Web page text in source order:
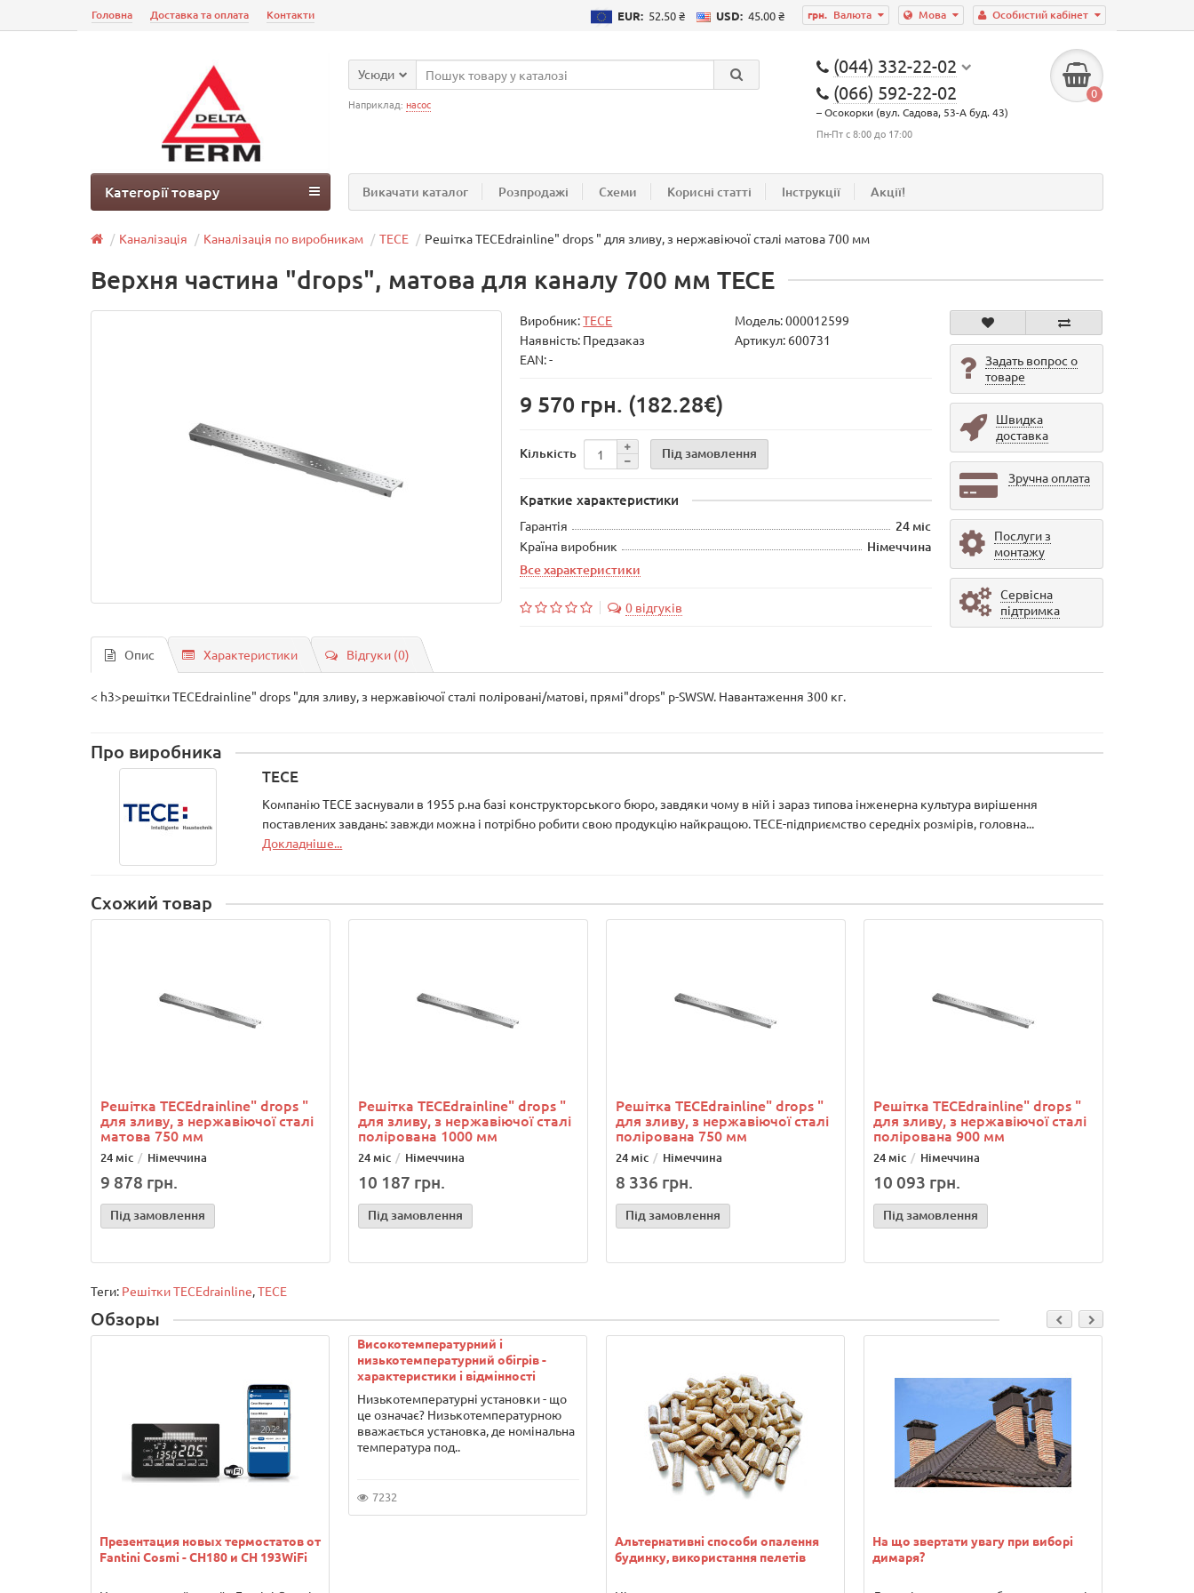
Особистий кабінет
Мова
грн. Валюта
EUR: 52.50 ₴ USD: 45.00 ₴
Головна Доставка та оплата Контакти
(044) 332-22-02
(066) 592-22-02
– Осокорки (вул. Садова, 53-А буд. 43)
Пн-Пт с 8:00 до 17:00
0
Усюди
Наприклад: насос
Викачати каталог Розпродажі Схеми Корисні статті Інструкції Акції!
Категорії товару
Каналізація Каналізація по виробникам TECE Решітка ТЕСЕdrainlinе" drops " для зливу, з нержавіючої сталі матова 700 мм
Верхня частина "drops", матова для каналу 700 мм TECE
Виробник:TECE Модель:000012599
Наявність: Предзаказ
Артикул: 600731
EAN: -
9 570 грн. (182.28€)
Кількість Під замовлення
Краткие характеристики
Гарантія 24 міс
Країна виробник
Німеччина
Все характеристики
0 відгуків
Задать вопрос о
товаре
Швидка
доставка
Зручна оплата
Послуги з
монтажу
Сервісна
підтримка
Опис Характеристики Відгуки (0)
< h3>решітки ТЕСЕdrainlinе" drops "для зливу, з нержавіючої сталі поліровані/матові, прямі"drops" p-SWSW. Навантаження 300 кг.
Про виробника
TECE
Компанію ТЕСЕ заснували в 1955 р.на базі конструкторського бюро, завдяки чому в ній і зараз типова інженерна культура вирішення
поставлених завдань: завжди можна і потрібно робити свою продукцію найкращою. ТЕСЕ-підприємство середніх розмірів, головна...
Докладніше...
Схожий товар
Решітка ТЕСЕdrainlinе" drops "
для зливу, з нержавіючої сталі
матова 750 мм
24 міс Німеччина
9 878 грн.
Під замовлення
Решітка ТЕСЕdrainlinе" drops "
для зливу, з нержавіючої сталі
полірована 1000 мм
24 міс Німеччина
10 187 грн.
Під замовлення
Решітка ТЕСЕdrainlinе" drops "
для зливу, з нержавіючої сталі
полірована 750 мм
24 міс Німеччина
8 336 грн.
Під замовлення
Решітка ТЕСЕdrainlinе" drops "
для зливу, з нержавіючої сталі
полірована 900 мм
24 міс Німеччина
10 093 грн.
Під замовлення
Теги: Решітки ТЕСЕdrainlinе,TECE
Обзоры
Презентация новых термостатов от
Fantini Cosmi - CH180 и CH 193WiFi
Високотемпературний і
низькотемпературний обігрів -
характеристики і відмінності
Низькотемпературні установки - що
це означає? Низькотемпературною
вважається установка, де номінальна
температура под..
7232
Альтернативні способи опалення
будинку, використання пелетів
На що звертати увагу при виборі
димаря?